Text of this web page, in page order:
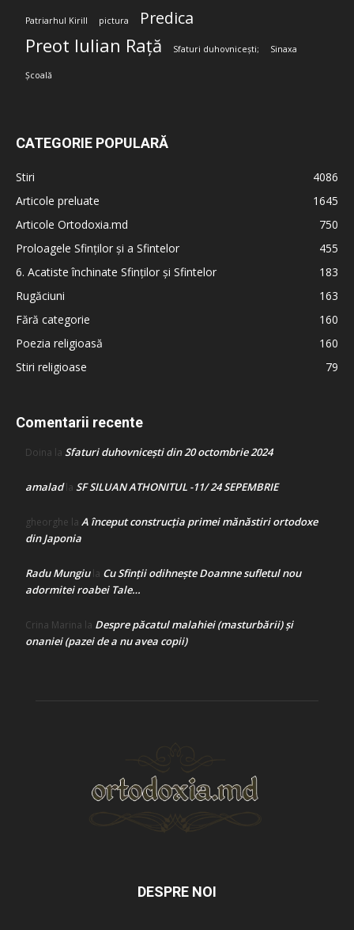
Patriarhul Kirill pictura Predica
Preot Iulian Rață Sfaturi duhovnicești; Sinaxa
Școală
CATEGORIE POPULARĂ
Stiri
4086
Articole preluate
1645
Articole Ortodoxia.md
750
Proloagele Sfinților și a Sfintelor
455
6. Acatiste închinate Sfinților și Sfintelor
183
Rugăciuni
163
Fără categorie
160
Poezia religioasă
160
Stiri religioase
79
Comentarii recente
Doina la Sfaturi duhovnicești din 20 octombrie 2024
amaladla SF SILUAN ATHONITUL -11/ 24 SEPEMBRIE
gheorghe la A început construcţia primei mănăstiri ortodoxe
din Japonia
Radu Mungiula Cu Sfinții odihnește Doamne sufletul nou
adormitei roabei Tale…
Crina Marina la Despre păcatul malahiei (masturbării) şi
onaniei (pazei de a nu avea copii)
DESPRE NOI